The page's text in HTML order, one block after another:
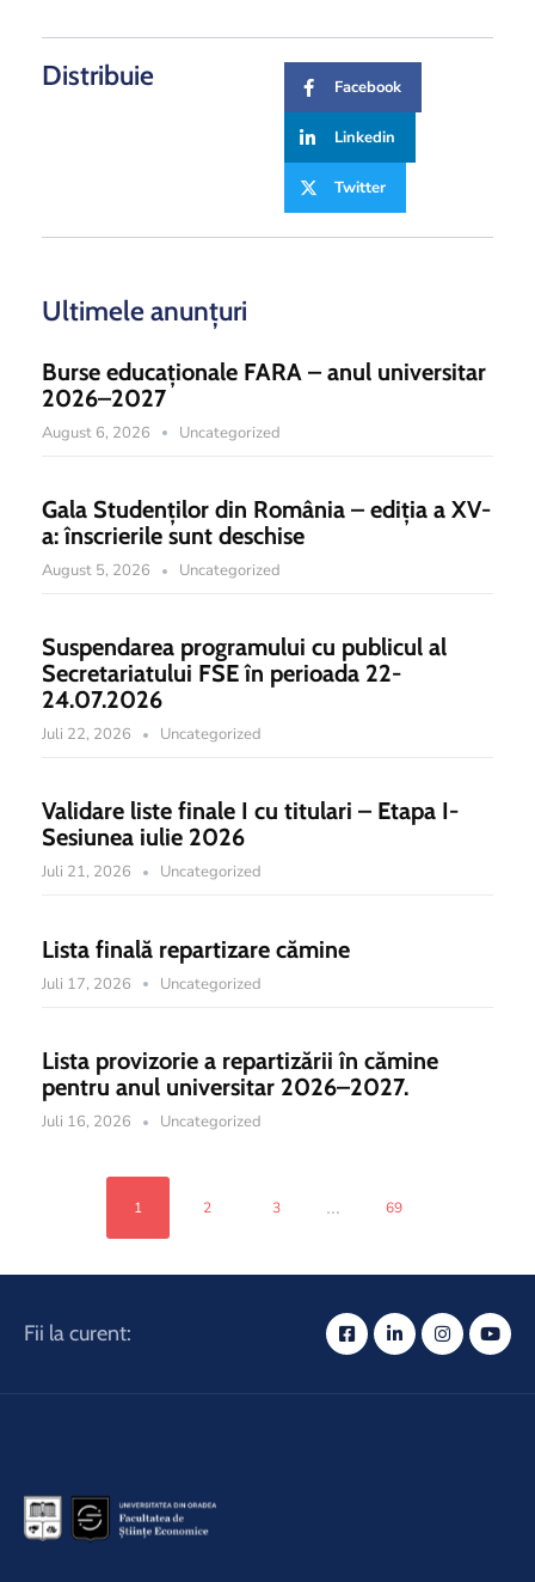
Distribuie Facebook
Linkedin
Twitter
Ultimele anunțuri
Burse educaționale FARA – anul universitar
2026–2027
August 6, 2026 Uncategorized
Gala Studenților din România – ediția a XV-
a: înscrierile sunt deschise
August 5, 2026 Uncategorized
Suspendarea programului cu publicul al
Secretariatului FSE în perioada 22-
24.07.2026
Juli 22, 2026 Uncategorized
Validare liste finale I cu titulari – Etapa I-
Sesiunea iulie 2026
Juli 21, 2026 Uncategorized
Lista finală repartizare cămine
Juli 17, 2026 Uncategorized
Lista provizorie a repartizării în cămine
pentru anul universitar 2026–2027.
Juli 16, 2026 Uncategorized
1 2 3 ... 69
Fii la curent: